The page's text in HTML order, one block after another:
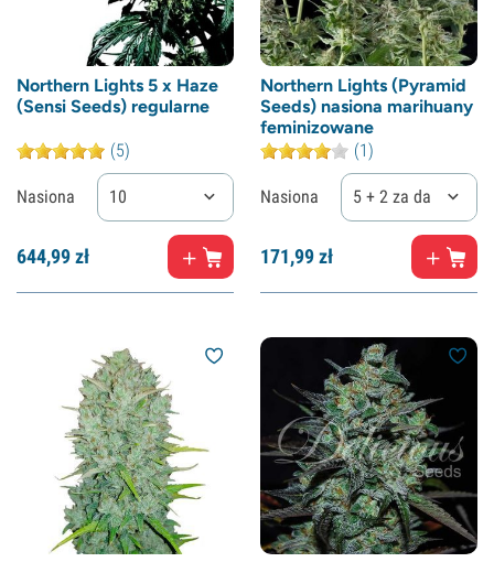
Northern Lights 5 x Haze
(Sensi Seeds) regularne
(5)
Nasiona 10
644,99zł
Northern Lights (Pyramid
Seeds) nasiona marihuany
feminizowane
(1)
Nasiona 5 + 2 za darmo
171,99zł